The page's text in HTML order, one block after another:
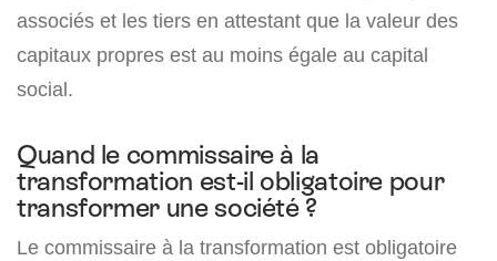
associés et les tiers en attestant que la valeur des
capitaux propres est au moins égale au capital
social.
Quand le commissaire à la
transformation est-il obligatoire pour
transformer une société ?
Le commissaire à la transformation est obligatoire